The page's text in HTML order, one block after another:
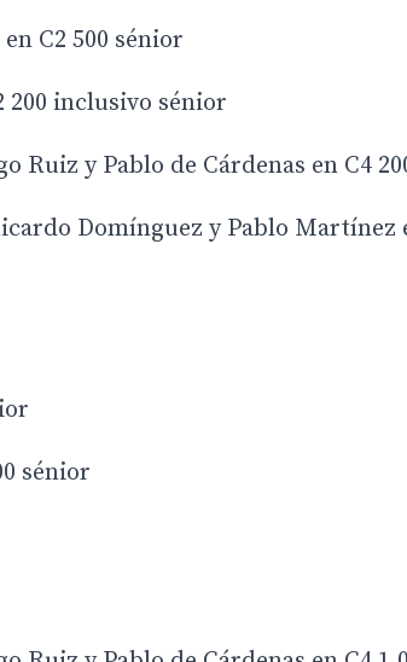
C2 500 sénior
200 inclusivo sénior
Ruiz y Pablo de Cárdenas en C4
Domínguez y Pablo Martínez
sénior